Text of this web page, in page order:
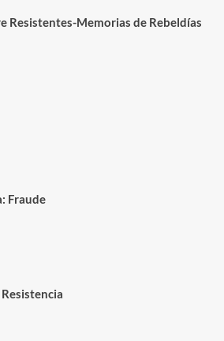
Resistentes-Memorias de Rebeldías
Fraude